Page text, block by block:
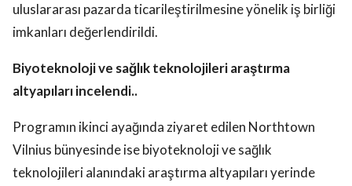
uluslararası pazarda ticarileştirilmesine yönelik iş birliği
imkanları değerlendirildi.
Biyoteknoloji ve sağlık teknolojileri araştırma
altyapıları incelendi..
Programın ikinci ayağında ziyaret edilen Northtown
Vilnius bünyesinde ise biyoteknoloji ve sağlık
teknolojileri alanındaki araştırma altyapıları yerinde